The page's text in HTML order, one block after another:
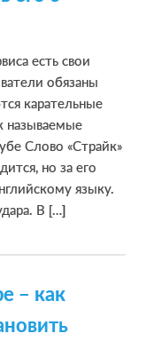
есть свои
обязаны
карательные
называемые
Слово «Страйк»
но за его
языку.
В […]
– как